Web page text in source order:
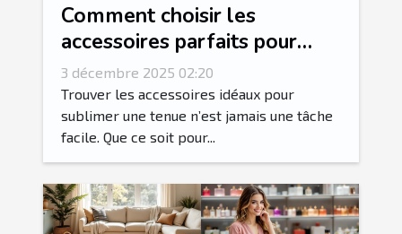
Comment choisir les
accessoires parfaits pour
votre style vestimentaire ?
3 décembre 2025 02:20
Trouver les accessoires idéaux pour
sublimer une tenue n’est jamais une tâche
facile. Que ce soit pour...